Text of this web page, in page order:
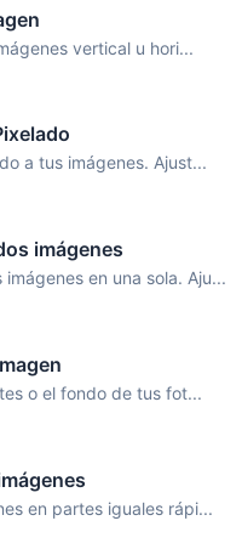
vertical u hori...
a tus imágenes. Ajust...
imágenes
imágenes en una sola. Aju...
o el fondo de tus fot...
en partes iguales rápi...